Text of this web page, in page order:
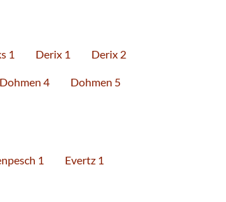
1 Derix 1 Derix 2
Dohmen 4 Dohmen 5
1 Evertz 1